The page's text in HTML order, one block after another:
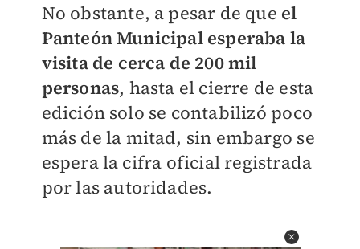
No obstante, a pesar de que el
Panteón Municipal esperaba la
visita de cerca de 200 mil
personas, hasta el cierre de esta
edición solo se contabilizó poco
más de la mitad, sin embargo se
espera la cifra oficial registrada
por las autoridades.